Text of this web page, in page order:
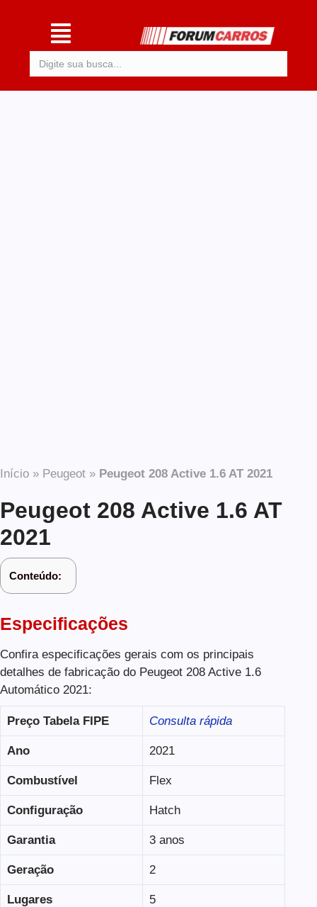
Início » Peugeot » Peugeot 208 Active 1.6 AT 2021
Peugeot 208 Active 1.6 AT
2021
Conteúdo:
Especificações
Confira especificações gerais com os principais
detalhes de fabricação do Peugeot 208 Active 1.6
Automático 2021:
Preço Tabela FIPE Consulta rápida
Ano 2021
Combustível Flex
Configuração Hatch
Garantia 3 anos
Geração 2
Lugares 5